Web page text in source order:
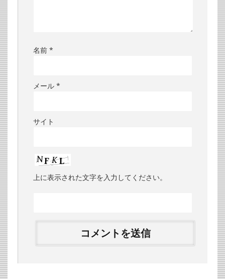
名前 *
メール *
サイト
上に表示された文字を入力してください。